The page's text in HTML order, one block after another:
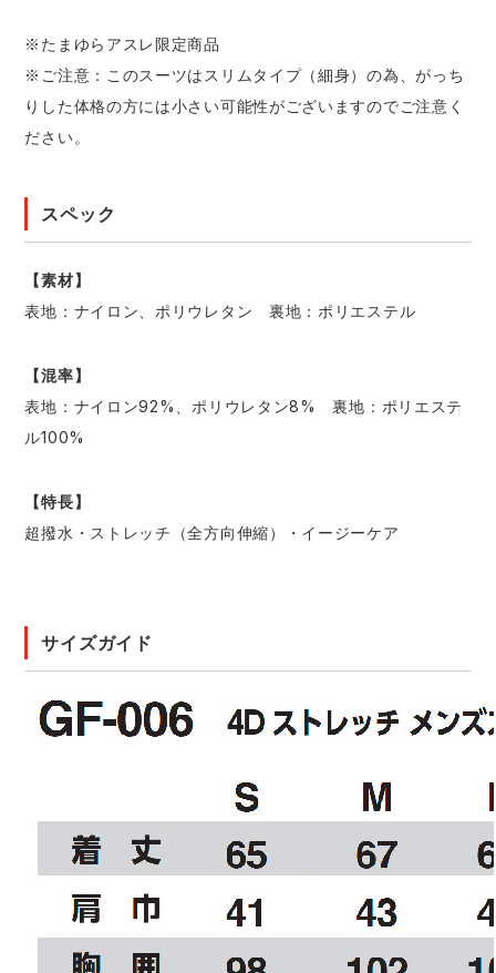
※たまゆらアスレ限定商品
※ご注意：このスーツはスリムタイプ（細身）の為、がっち
りした体格の方には小さい可能性がございますのでご注意く
ださい。
スペック
【素材】
表地：ナイロン、ポリウレタン 裏地：ポリエステル
【混率】
表地：ナイロン92%、ポリウレタン8% 裏地：ポリエステ
ル100%
【特長】
超撥水・ストレッチ（全方向伸縮）・イージーケア
サイズガイド